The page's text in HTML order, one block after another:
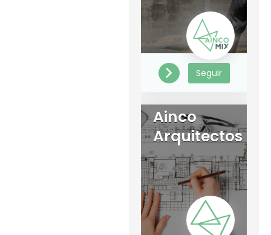
Seguir
Ainco
Arquitectos